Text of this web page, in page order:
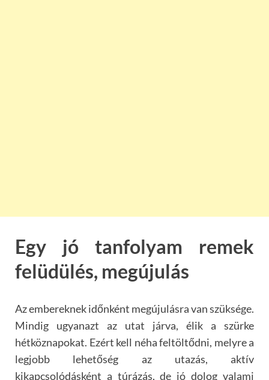
Egy jó tanfolyam remek
felüdülés, megújulás
Az embereknek időnként megújulásra van szüksége.
Mindig ugyanazt az utat járva, élik a szürke
hétköznapokat. Ezért kell néha feltöltődni, melyre a
legjobb lehetőség az utazás, aktív
kikapcsolódásként a túrázás, de jó dolog valami